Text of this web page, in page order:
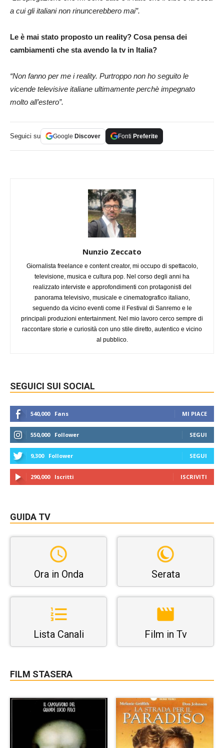
a cui gli italiani non rinuncerebbero mai”.
Le è mai stato proposto un reality? Cosa pensa dei
cambiamenti che sta avendo la tv in Italia?
“Non fanno per me i reality. Purtroppo non ho seguito le
vicende televisive italiane ultimamente perchè impegnato
molto all’estero”.
Seguici su Google Discover Fonti Preferite
Nunzio Zeccato
Giornalista freelance e content creator, mi occupo di spettacolo,
televisione, musica e cultura pop. Nel corso degli anni ha
realizzato interviste e approfondimenti con protagonisti del
panorama televisivo, musicale e cinematografico italiano,
seguendo da vicino eventi come il Festival di Sanremo e le
principali produzioni entertainment. Nel mio lavoro cerco sempre di
raccontare storie e curiosità con uno stile diretto, autentico e vicino
al pubblico.
SEGUICI SUI SOCIAL
540,000 Fans MI PIACE
550,000 Follower SEGUI
9,300 Follower SEGUI
290,000 Iscritti ISCRIVITI
GUIDA TV
Ora in Onda Serata
Lista Canali Film in Tv
FILM STASERA